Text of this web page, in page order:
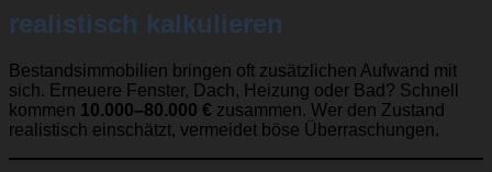
realistisch kalkulieren
Bestandsimmobilien bringen oft zusätzlichen Aufwand mit
sich. Erneuere Fenster, Dach, Heizung oder Bad? Schnell
kommen 10.000–80.000 € zusammen. Wer den Zustand
realistisch einschätzt, vermeidet böse Überraschungen.